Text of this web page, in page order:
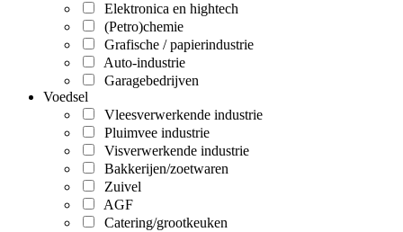
Elektronica en hightech
(Petro)chemie
Grafische / papierindustrie
Auto-industrie
Garagebedrijven
Voedsel
Vleesverwerkende industrie
Pluimvee industrie
Visverwerkende industrie
Bakkerijen/zoetwaren
Zuivel
AGF
Catering/grootkeuken